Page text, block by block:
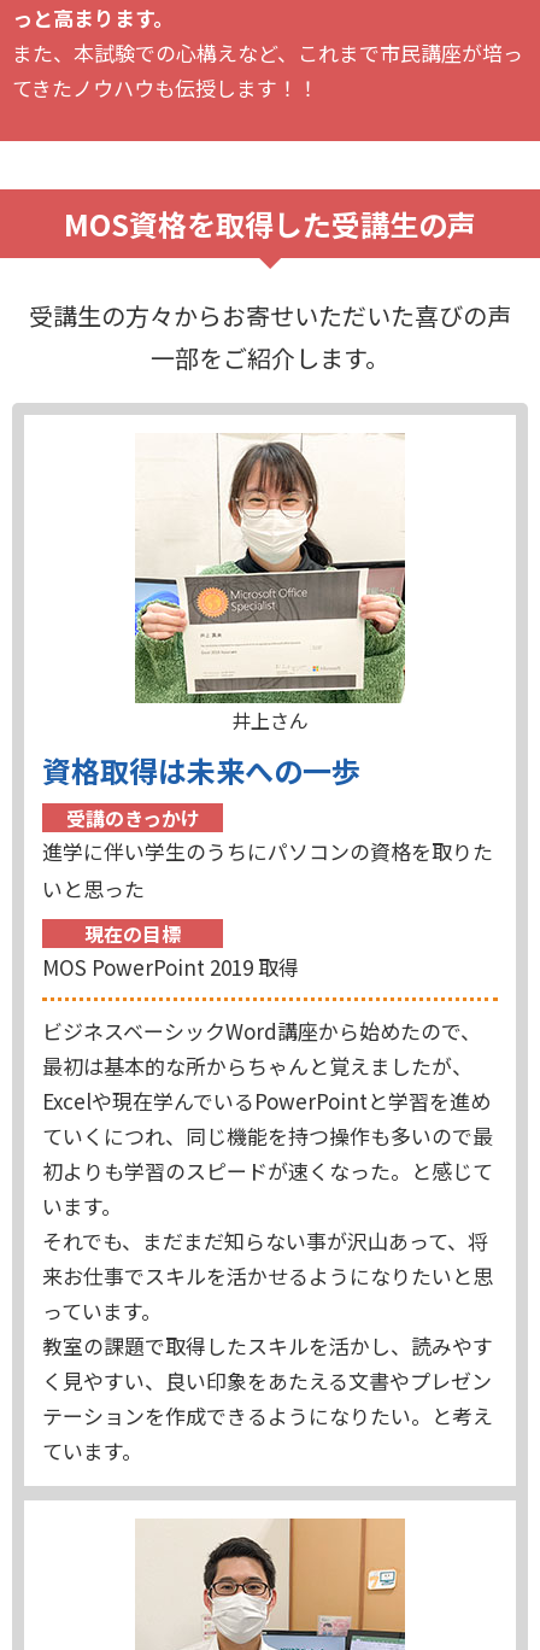
っと高まります。
また、本試験での心構えなど、これまで市民講座が培っ
てきたノウハウも伝授します！！
MOS資格を取得した受講生の声
受講生の方々からお寄せいただいた喜びの声
一部をご紹介します。
井上さん
資格取得は未来への一歩
受講のきっかけ
進学に伴い学生のうちにパソコンの資格を取りた
いと思った
現在の目標
MOS PowerPoint 2019 取得
ビジネスベーシックWord講座から始めたので、
最初は基本的な所からちゃんと覚えましたが、
Excelや現在学んでいるPowerPointと学習を進め
ていくにつれ、同じ機能を持つ操作も多いので最
初よりも学習のスピードが速くなった。と感じて
います。
それでも、まだまだ知らない事が沢山あって、将
来お仕事でスキルを活かせるようになりたいと思
っています。
教室の課題で取得したスキルを活かし、読みやす
く見やすい、良い印象をあたえる文書やプレゼン
テーションを作成できるようになりたい。と考え
ています。